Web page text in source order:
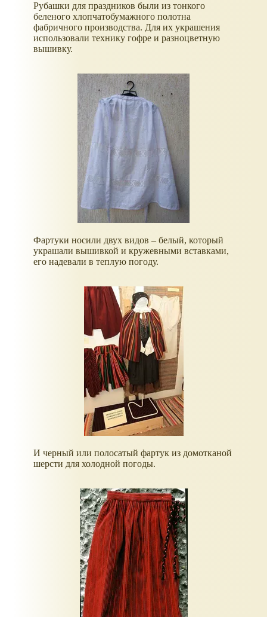
Рубашки для праздников были из тонкого
беленого хлопчатобумажного полотна
фабричного производства. Для их украшения
использовали технику гофре и разноцветную
вышивку.
Фартуки носили двух видов – белый, который
украшали вышивкой и кружевными вставками,
его надевали в теплую погоду.
И черный или полосатый фартук из домотканой
шерсти для холодной погоды.